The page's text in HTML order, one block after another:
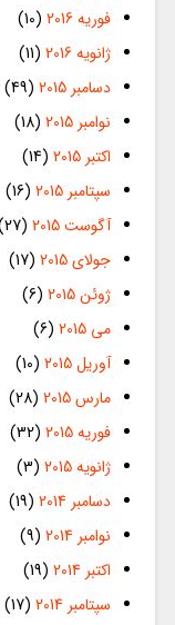
فوریه 2016
(10)
ژانویه 2016
(11)
دسامبر 2015
(49)
نوامبر 2015
(18)
اکتبر 2015
(14)
سپتامبر 2015
(16)
آگوست 2015
(27)
جولای 2015
(17)
ژوئن 2015
(6)
می 2015
(6)
آوریل 2015
(10)
مارس 2015
(28)
فوریه 2015
(32)
ژانویه 2015
(3)
دسامبر 2014
(19)
نوامبر 2014
(9)
اکتبر 2014
(19)
سپتامبر 2014
(17)